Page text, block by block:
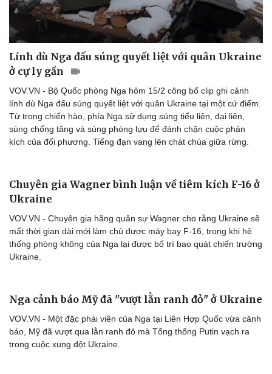
Lính dù Nga đấu súng quyết liệt với quân Ukraine
ở cự ly gần
VOV.VN - Bộ Quốc phòng Nga hôm 15/2 công bố clip ghi cảnh
lính dù Nga đấu súng quyết liệt với quân Ukraine tại một cứ điểm.
Từ trong chiến hào, phía Nga sử dụng súng tiểu liên, đại liên,
súng chống tăng và súng phóng lựu để đánh chặn cuộc phản
kích của đối phương. Tiếng đạn vang lên chát chúa giữa rừng.
Chuyên gia Wagner bình luận về tiêm kích F-16 ở
Ukraine
VOV.VN - Chuyên gia hãng quân sự Wagner cho rằng Ukraine sẽ
mất thời gian dài mới làm chủ được máy bay F-16, trong khi hệ
thống phòng không của Nga lại được bố trí bao quát chiến trường
Ukraine.
Nga cảnh báo Mỹ đã "vượt lằn ranh đỏ" ở Ukraine
VOV.VN - Một đặc phái viên của Nga tại Liên Hợp Quốc vừa cảnh
báo, Mỹ đã vượt qua lằn ranh đỏ mà Tổng thống Putin vạch ra
trong cuộc xung đột Ukraine.